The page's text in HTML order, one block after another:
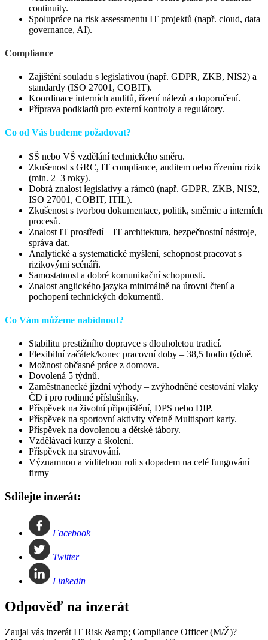
continuity.
Spolupráce na risk assessmentu IT projektů (např. cloud, data
governance, AI).
Compliance
Zajištění souladu s legislativou (např. GDPR, ZKB, NIS2) a
standardy (ISO 27001, COBIT).
Koordinace interních auditů, řízení nálezů a doporučení.
Příprava podkladů pro externí kontroly a regulátory.
Co od Vás budeme požadovat?
SŠ nebo VŠ vzdělání technického směru.
Zkušenost s GRC, IT compliance, auditem nebo řízením rizik
(min. 2–3 roky).
Dobrá znalost legislativy a rámců (např. GDPR, ZKB, NIS2,
ISO 27001, COBIT, ITIL).
Zkušenost s tvorbou dokumentace, politik, směrnic a interních
procesů.
Znalost IT prostředí – IT architektura, bezpečnostní nástroje,
správa dat.
Analytické a systematické myšlení, schopnost pracovat s
rizikovými scénáři.
Samostatnost a dobré komunikační schopnosti.
Znalost anglického jazyka minimálně na úrovni čtení a
pochopení technických dokumentů.
Co Vám můžeme nabídnout?
Stabilitu prestižního dopravce s dlouholetou tradicí.
Flexibilní začátek/konec pracovní doby – 38,5 hodin týdně.
Možnost občasné práce z domova.
Dovolená 5 týdnů.
Zaměstnanecké jízdní výhody – zvýhodněné cestování vlaky
ČD i pro rodinné příslušníky.
Příspěvek na životní připojištění, DPS nebo DIP.
Příspěvek na sportovní aktivity včetně Multisport karty.
Příspěvek na dovolenou a dětské tábory.
Vzdělávací kurzy a školení.
Příspěvek na stravování.
Významnou a viditelnou roli s dopadem na celé fungování
firmy
Sdílejte inzerát:
Facebook
Twitter
Linkedin
Odpověď na inzerát
Zaujal vás inzerát IT Risk &amp; Compliance Officer (M/Ž)?